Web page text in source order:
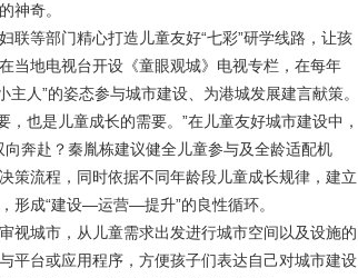
神奇。
联等部门精心打造儿童友好“七彩”研学线路，让孩
当地电视台开设《童眼观城》电视专栏，在每年
主人”的姿态参与城市建设、为港城发展建言献策。
，也是儿童成长的需要。”在儿童友好城市建设中，
向奔赴？秦胤栋建议健全儿童参与及全龄适配机
策流程，同时依据不同年龄段儿童成长规律，建立
形成“建设—运营—提升”的良性循环。
视城市，从儿童需求出发进行城市空间以及设施的
平台或应用程序，方便孩子们表达自己对城市建设